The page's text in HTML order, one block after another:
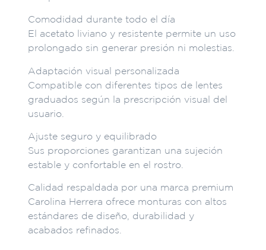
Comodidad durante todo el día
El acetato liviano y resistente permite un uso
prolongado sin generar presión ni molestias.
Adaptación visual personalizada
Compatible con diferentes tipos de lentes
graduados según la prescripción visual del
usuario.
Ajuste seguro y equilibrado
Sus proporciones garantizan una sujeción
estable y confortable en el rostro.
Calidad respaldada por una marca premium
Carolina Herrera ofrece monturas con altos
estándares de diseño, durabilidad y
acabados refinados.